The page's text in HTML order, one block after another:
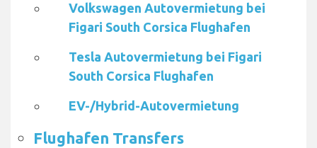
Volkswagen Autovermietung bei
Figari South Corsica Flughafen
Tesla Autovermietung bei Figari
South Corsica Flughafen
EV-/Hybrid-Autovermietung
Flughafen Transfers